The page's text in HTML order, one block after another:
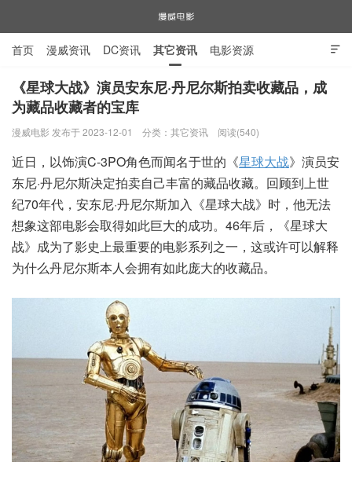
漫威电影

首页 漫威资讯 DC资讯 其它资讯 电影资源
电视剧资源 漫威图片
《星球大战》演员安东尼·丹尼尔斯拍卖收藏品，成
为藏品收藏者的宝库
漫威电影 发布于 2023-12-01 分类： 其它资讯 阅读(540)
近日，以饰演C-3PO角色而闻名于世的《星球大战》演员安
东尼·丹尼尔斯决定拍卖自己丰富的藏品收藏。回顾到上世
纪70年代，安东尼·丹尼尔斯加入《星球大战》时，他无法
想象这部电影会取得如此巨大的成功。46年后，《星球大
战》成为了影史上最重要的电影系列之一，这或许可以解释
为什么丹尼尔斯本人会拥有如此庞大的收藏品。